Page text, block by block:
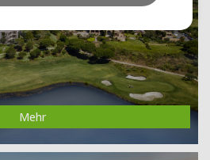
Mehr